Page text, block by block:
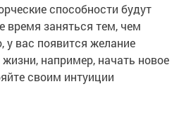
способности будут
время заняться тем, чем
у вас появится желание
например, начать новое
своим интуиции